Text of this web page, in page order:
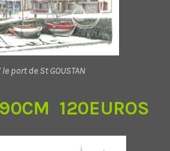
le port de St GOUSTAN
120EUROS